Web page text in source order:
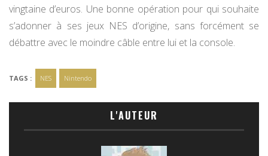
vingtaine d’euros. Une bonne opération pour qui souhaite
s’adonner à ses jeux NES d’origine, sans forcément se
débattre avec le moindre câble entre lui et la console.
TAGS : NES Nintendo
L'AUTEUR